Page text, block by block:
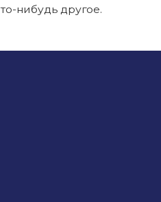
нибудь другое.